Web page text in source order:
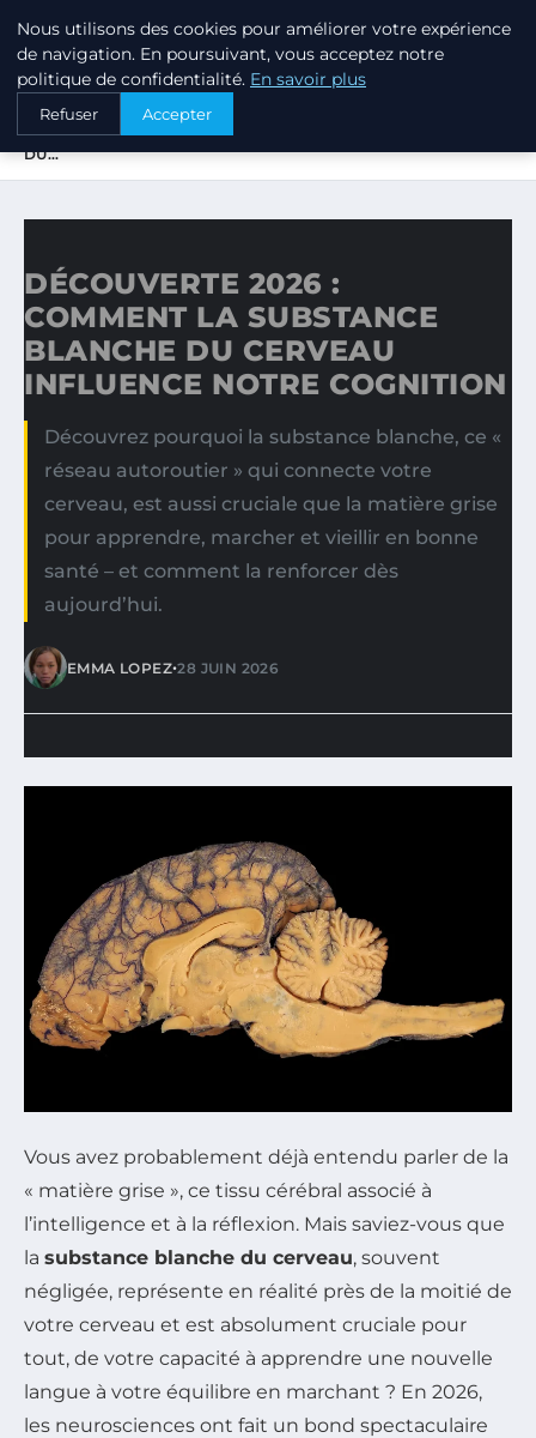
PTIT ANNUAIRE
ACCUEIL
DÉCOUVERTE 2026 : COMMENT LA SUBSTANCE BLANCHE
DU…
DÉCOUVERTE 2026 :
COMMENT LA SUBSTANCE
BLANCHE DU CERVEAU
INFLUENCE NOTRE COGNITION
Découvrez pourquoi la substance blanche, ce «
réseau autoroutier » qui connecte votre
cerveau, est aussi cruciale que la matière grise
pour apprendre, marcher et vieillir en bonne
santé – et comment la renforcer dès
aujourd’hui.
EMMA LOPEZ•28 JUIN 2026
Vous avez probablement déjà entendu parler de la
« matière grise », ce tissu cérébral associé à
l’intelligence et à la réflexion. Mais saviez-vous que
la substance blanche du cerveau, souvent
négligée, représente en réalité près de la moitié de
votre cerveau et est absolument cruciale pour
tout, de votre capacité à apprendre une nouvelle
langue à votre équilibre en marchant ? En 2026,
les neurosciences ont fait un bond spectaculaire
Nous utilisons des cookies pour améliorer votre expérience
de navigation. En poursuivant, vous acceptez notre
politique de confidentialité. En savoir plus
Refuser Accepter